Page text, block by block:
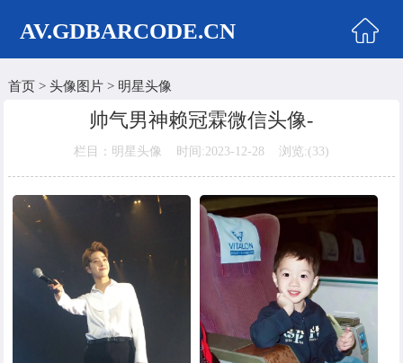
AV.GDBARCODE.CN
首页
女生头像
美女头像
男生头像
明星头像
首页> 头像图片> 明星头像
帅气男神赖冠霖微信头像-
栏目：明星头像 时间:2023-12-28 浏览:(33)